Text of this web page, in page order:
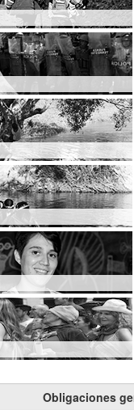
Obligaciones